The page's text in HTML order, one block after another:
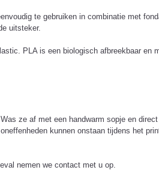
te gebruiken in combinatie met
uitsteker.
PLA is een biologisch afbreekbaar
ze af met een handwarm sopje en
kunnen onstaan tijdens het
nemen we contact met u op.